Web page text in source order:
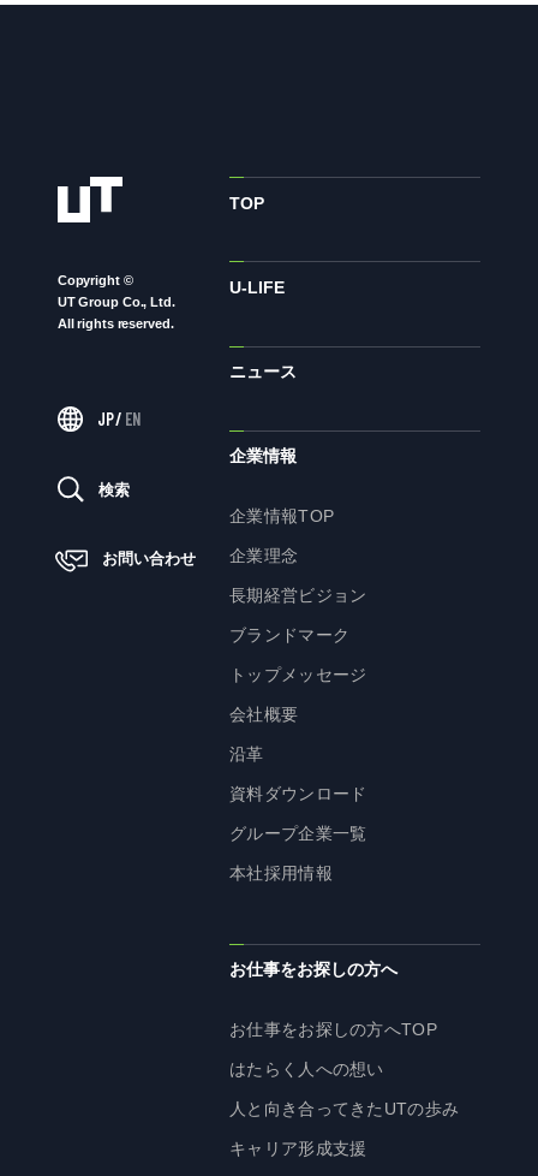
業績・財務情報
IRニュース
免責事項
企業情報TOP
企業理念
ソーシャルメディアポリシー
Copyright ©
UT Group Co., Ltd.
All rights reserved.
JP/ EN
検索
お問い合わせ
TOP
U-LIFE
ニュース
企業情報
企業情報TOP
企業理念
長期経営ビジョン
ブランドマーク
トップメッセージ
会社概要
沿革
資料ダウンロード
グループ企業一覧
本社採用情報
お仕事をお探しの方へ
お仕事をお探しの方へTOP
はたらく人への想い
人と向き合ってきたUTの歩み
キャリア形成支援